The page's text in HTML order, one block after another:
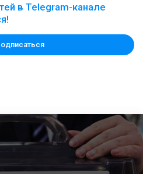
в Telegram-канале